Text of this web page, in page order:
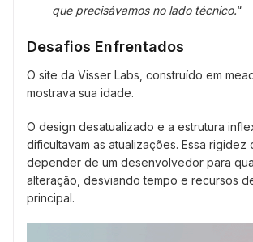
que precisávamos no lado técnico.“
Desafios Enfrentados
O site da Visser Labs, construído em
mostrava sua idade.
O design desatualizado e a estrutura
dificultavam as atualizações. Essa rigidez
depender de um desenvolvedor para
alteração, desviando tempo e recursos
principal.